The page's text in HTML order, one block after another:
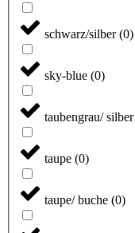
schwarz/silber(0)
sky-blue (0)
taubengrau/ silber
taupe (0)
taupe/ buche (0)